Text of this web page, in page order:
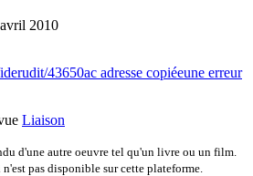
2010
43650ac adresse copiéeune erreur
Liaison
d'une autre oeuvre tel qu'un livre ou un film.
pas disponible sur cette plateforme.